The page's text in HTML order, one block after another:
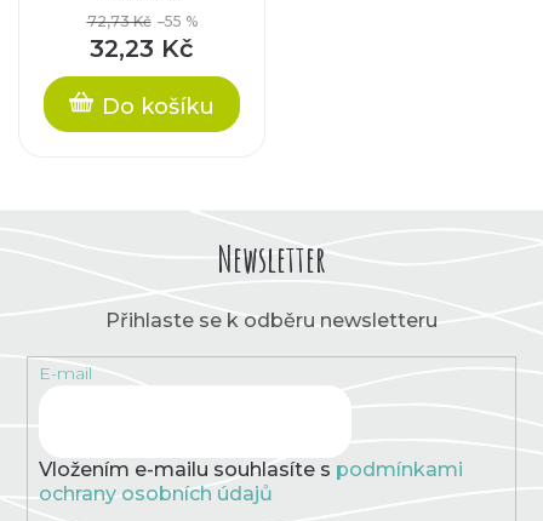
72,73 Kč –55 %
32,23 Kč
Do košíku
Newsletter
Přihlaste se k odběru newsletteru
E-mail
Vložením e-mailu souhlasíte s podmínkami
ochrany osobních údajů